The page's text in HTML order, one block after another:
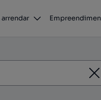
arrendar